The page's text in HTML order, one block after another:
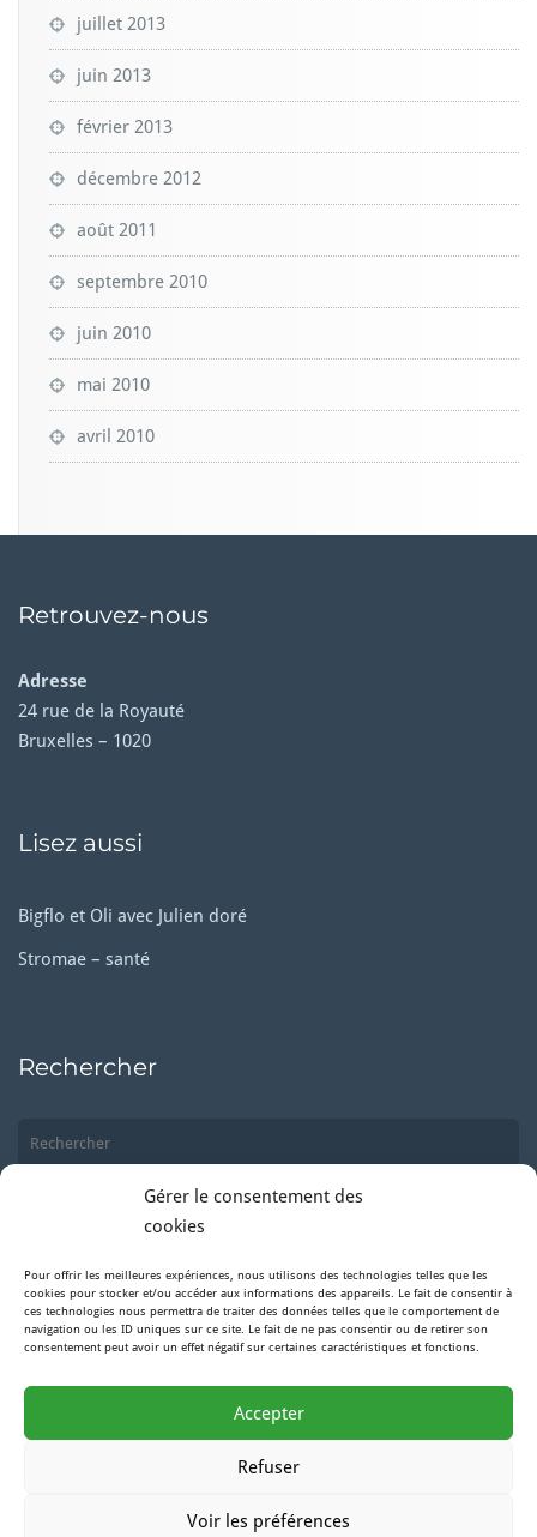
Gérer le consentement des
cookies
Pour offrir les meilleures expériences, nous utilisons des technologies telles que les
cookies pour stocker et/ou accéder aux informations des appareils. Le fait de consentir à
ces technologies nous permettra de traiter des données telles que le comportement de
navigation ou les ID uniques sur ce site. Le fait de ne pas consentir ou de retirer son
consentement peut avoir un effet négatif sur certaines caractéristiques et fonctions.
Accepter
Refuser
Voir les préférences
juillet 2013
juin 2013
février 2013
décembre 2012
août 2011
septembre 2010
juin 2010
mai 2010
avril 2010
Retrouvez-nous
Adresse
24 rue de la Royauté
Bruxelles – 1020
Lisez aussi
Bigflo et Oli avec Julien doré
Stromae – santé
Rechercher
Suivez-nous